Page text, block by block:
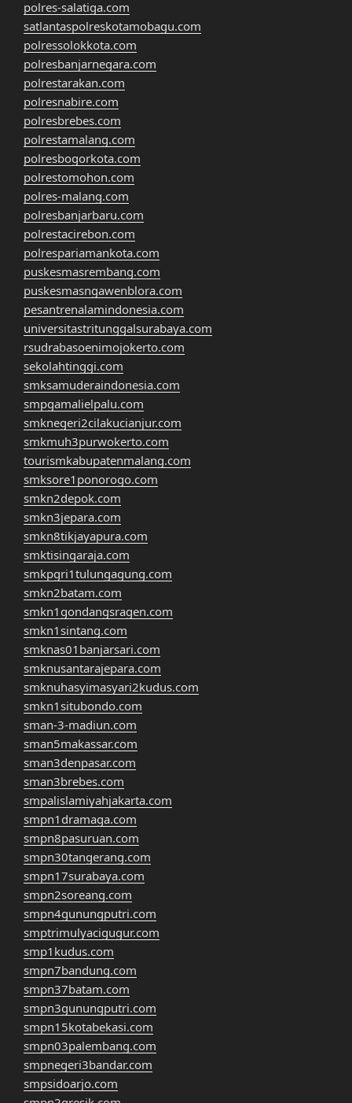
polres-salatiga.com
satlantaspolreskotamobagu.com
polressolokkota.com
polresbanjarnegara.com
polrestarakan.com
polresnabire.com
polresbrebes.com
polrestamalang.com
polresbogorkota.com
polrestomohon.com
polres-malang.com
polresbanjarbaru.com
polrestacirebon.com
polrespariamankota.com
puskesmasrembang.com
puskesmasngawenblora.com
pesantrenalamindonesia.com
universitastritunggalsurabaya.com
rsudrabasoenimojokerto.com
sekolahtinggi.com
smksamuderaindonesia.com
smpgamalielpalu.com
smknegeri2cilakucianjur.com
smkmuh3purwokerto.com
tourismkabupatenmalang.com
smksore1ponorogo.com
smkn2depok.com
smkn3jepara.com
smkn8tikjayapura.com
smktisingaraja.com
smkpgri1tulungagung.com
smkn2batam.com
smkn1gondangsragen.com
smkn1sintang.com
smknas01banjarsari.com
smknusantarajepara.com
smknuhasyimasyari2kudus.com
smkn1situbondo.com
sman-3-madiun.com
sman5makassar.com
sman3denpasar.com
sman3brebes.com
smpalislamiyahjakarta.com
smpn1dramaga.com
smpn8pasuruan.com
smpn30tangerang.com
smpn17surabaya.com
smpn2soreang.com
smpn4gunungputri.com
smptrimulyacigugur.com
smp1kudus.com
smpn7bandung.com
smpn37batam.com
smpn3gunungputri.com
smpn15kotabekasi.com
smpn03palembang.com
smpnegeri3bandar.com
smpsidoarjo.com